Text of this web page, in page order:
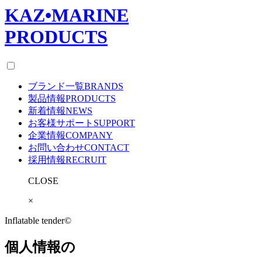
KAZ•MARINE
PRODUCTS
ブランド一覧BRANDS
製品情報PRODUCTS
新着情報NEWS
お客様サポート SUPPORT
企業情報COMPANY
お問い合わせCONTACT
採用情報RECRUIT
CLOSE
×
Inflatable tender©
個人情報の